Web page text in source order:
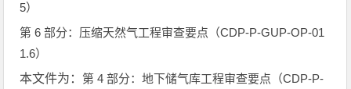
5）
第 6 部分：压缩天然气工程审查要点（CDP-P-GUP-OP-01
1.6）
本文件为： 第 4 部分：地下储气库工程审查要点（CDP-P-